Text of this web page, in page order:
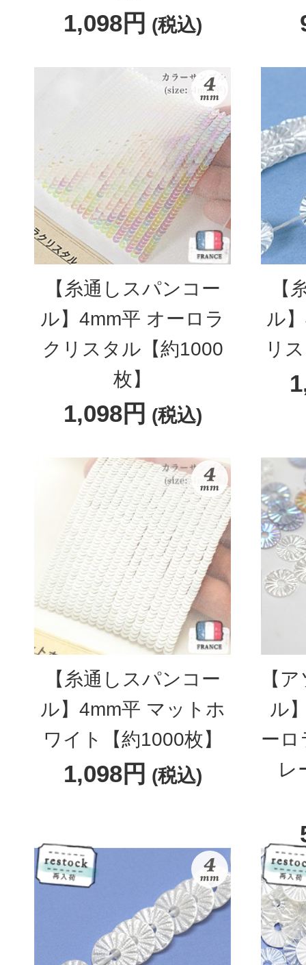
1,098円 (税込)
【糸通しスパンコー
ル】4mm平 オーロラ
クリスタル【約1000
枚】
1,098円 (税込)
【
ル
リ
【糸通しスパンコー
ル】4mm平 マットホ
ワイト【約1000枚】
1,098円 (税込)
【
ル
ーロ
レ